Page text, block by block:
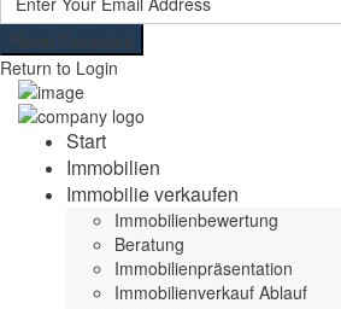
Reset Password
Return to Login
Start
Immobilien
Immobilie verkaufen
Immobilienbewertung
Beratung
Immobilienpräsentation
Immobilienverkauf Ablauf